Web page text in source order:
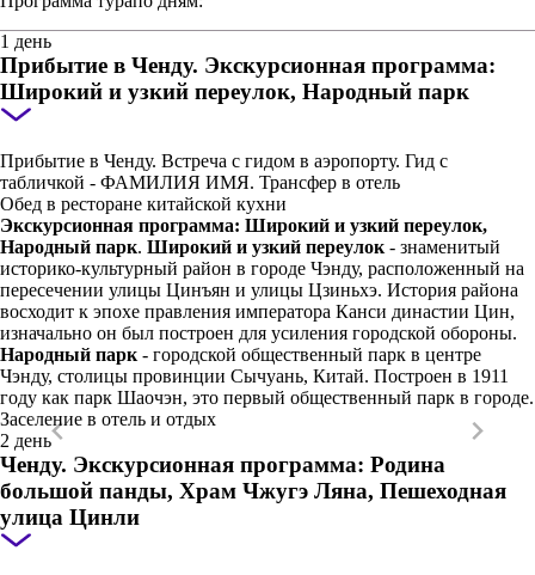
1 день
Прибытие в Ченду. Экскурсионная программа:
Широкий и узкий переулок, Народный парк
Прибытие в Ченду. Встреча с гидом в аэропорту. Гид с
табличкой - ФАМИЛИЯ ИМЯ. Трансфер в отель
Обед в ресторане китайской кухни
Экскурсионная программа: Широкий и узкий переулок,
Народный парк. Широкий и узкий переулок - знаменитый
историко-культурный район в городе Чэнду, расположенный на
пересечении улицы Цинъян и улицы Цзиньхэ. История района
восходит к эпохе правления императора Канси династии Цин,
изначально он был построен для усиления городской обороны.
Народный парк - городской общественный парк в центре
Чэнду, столицы провинции Сычуань, Китай. Построен в 1911
году как парк Шаочэн, это первый общественный парк в городе.
Заселение в отель и отдых
2 день
Ченду. Экскурсионная программа: Родина
большой панды, Храм Чжугэ Ляна, Пешеходная
улица Цинли